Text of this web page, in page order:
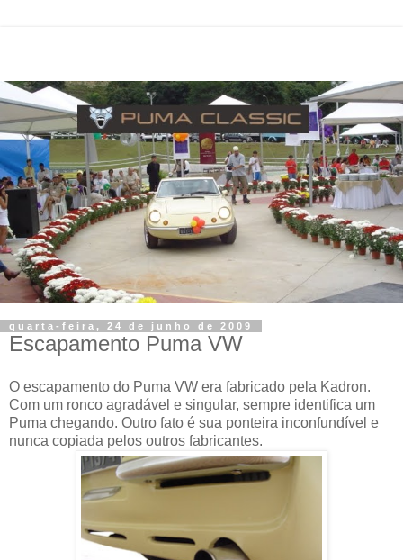
quarta-feira, 24 de junho de 2009
Escapamento Puma VW
O escapamento do Puma VW era fabricado pela Kadron.
Com um ronco agradável e singular, sempre identifica um
Puma chegando. Outro fato é sua ponteira inconfundível e
nunca copiada pelos outros fabricantes.